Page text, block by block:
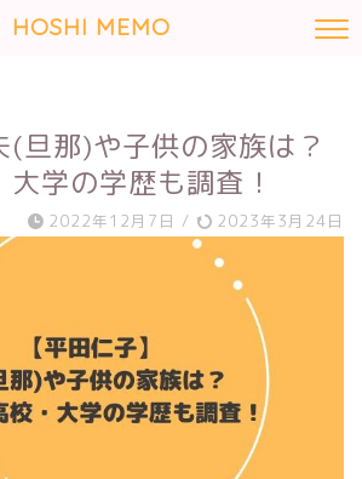
HOSHI MEMO
(旦那)や子供の家族は？
学の学歴も調査！
2022年12月7日 / 2023年3月24日